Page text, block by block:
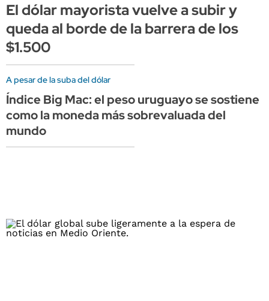
El dólar mayorista vuelve a subir y
queda al borde de la barrera de los
$1.500
A pesar de la suba del dólar
Índice Big Mac: el peso uruguayo se sostiene
como la moneda más sobrevaluada del
mundo